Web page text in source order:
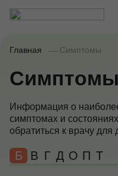
Диагностика
Лечение
Наши врачи
Цены
Главная Симптомы
Симптомы
Информация о
симптомах и
обратиться к врачу для
Б В Г Д О П Т